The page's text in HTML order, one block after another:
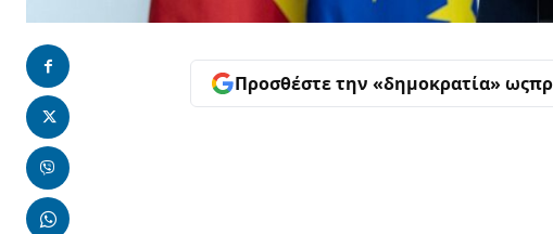
Προσθέστε την «δημοκρατία» ως